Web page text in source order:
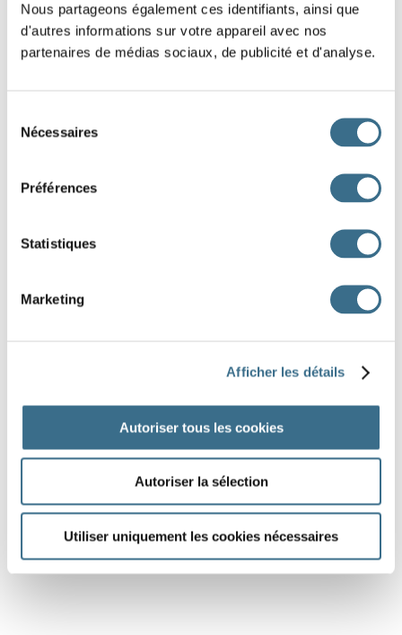
Nous partageons également ces identifiants, ainsi que
d'autres informations sur votre appareil avec nos
partenaires de médias sociaux, de publicité et d'analyse.
Nécessaires
Préférences
Statistiques
Marketing
Afficher les détails
Autoriser tous les cookies
Autoriser la sélection
Utiliser uniquement les cookies nécessaires
d'écriture.
le seau d'eau.
notre
leurs couches, il faut les
Après la fête, on plusieurs fois le lave-
Dessin Fotolia © GraphicsRF